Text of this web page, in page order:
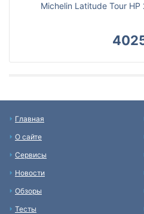
Michelin Latitude Tour
Главная
О сайте
Сервисы
Новости
Обзоры
Тесты